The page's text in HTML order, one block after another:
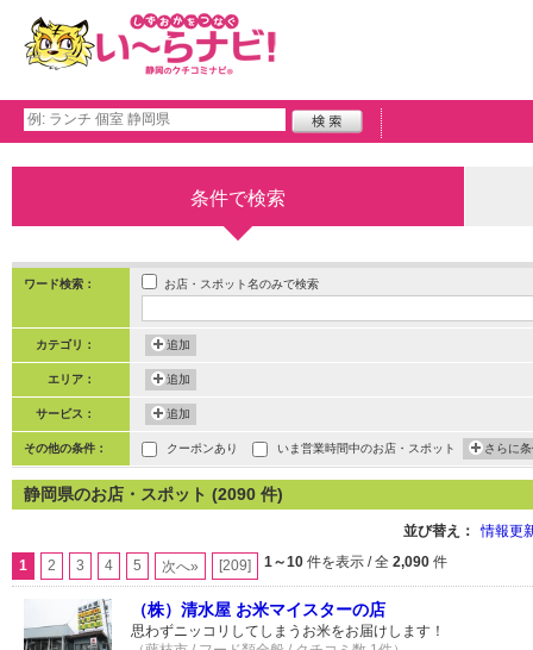
条件で検索
ワード検索： お店・スポット名のみで検索
カテゴリ： 追加
エリア： 追加
サービス： 追加
その他の条件： クーポンあり いま営業時間中のお店・スポット さらに
静岡県のお店・スポット (2090 件)
並び替え： 情報更
1 2 3 4 5 次へ» [209] 1～10 件を表示 / 全 2,090 件
（株）清水屋 お米マイスターの店
思わずニッコリしてしまうお米をお届けします！